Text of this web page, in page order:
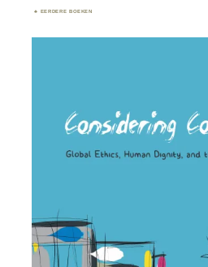
EERDERE BOEKEN